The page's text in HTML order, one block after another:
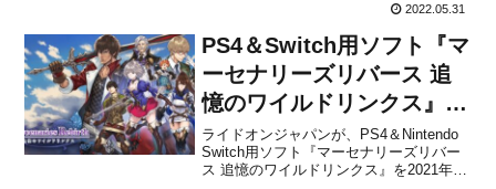
ッケージ版を発売することをアナウンス
しました...
2022.05.31
PS4＆Switch用ソフト『マ
ーセナリーズリバース 追
憶のワイルドリンクス』が
2021年10月14日に発売決
定！
ライドオンジャパンが、PS4＆Nintendo
Switch用ソフト『マーセナリーズリバー
ス 追憶のワイルドリンクス』を2021年10